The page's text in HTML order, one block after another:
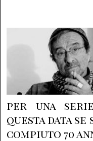
per una
questa data se
compiuto 70